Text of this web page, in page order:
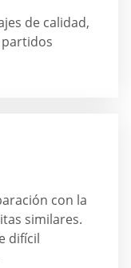
de calidad,
con la
similares.
difícil